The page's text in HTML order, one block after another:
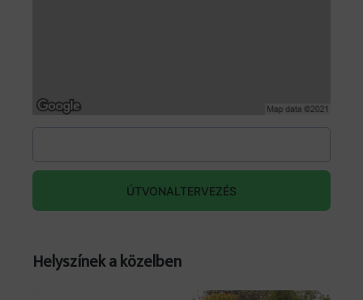
ÚTVONALTERVEZÉS
Helyszínek a közelben